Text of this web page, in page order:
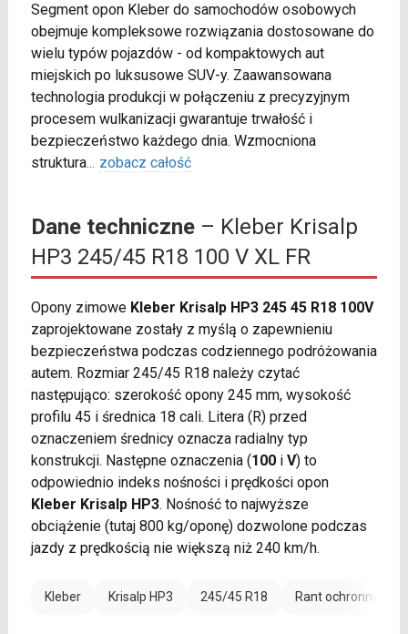
Segment opon Kleber do samochodów osobowych
obejmuje kompleksowe rozwiązania dostosowane do
wielu typów pojazdów - od kompaktowych aut
miejskich po luksusowe SUV-y. Zaawansowana
technologia produkcji w połączeniu z precyzyjnym
procesem wulkanizacji gwarantuje trwałość i
bezpieczeństwo każdego dnia. Wzmocniona
struktura... zobacz całość
Dane techniczne– Kleber Krisalp
HP3 245/45 R18 100 V XL FR
Opony zimowe Kleber Krisalp HP3 245 45 R18 100V
zaprojektowane zostały z myślą o zapewnieniu
bezpieczeństwa podczas codziennego podróżowania
autem. Rozmiar 245/45 R18 należy czytać
następująco: szerokość opony 245 mm, wysokość
profilu 45 i średnica 18 cali. Litera (R) przed
oznaczeniem średnicy oznacza radialny typ
konstrukcji. Następne oznaczenia (100i V) to
odpowiednio indeks nośności i prędkości opon
Kleber Krisalp HP3. Nośność to najwyższe
obciążenie (tutaj 800 kg/oponę) dozwolone podczas
jazdy z prędkością nie większą niż 240 km/h.
Kleber Krisalp HP3 245/45 R18 Rant ochronny (FR)